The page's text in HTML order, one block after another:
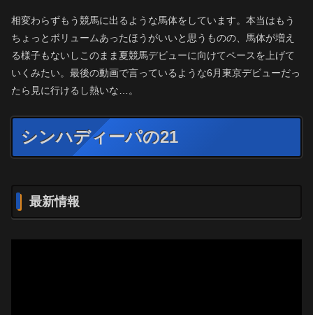
相変わらずもう競馬に出るような馬体をしています。本当はもう
ちょっとボリュームあったほうがいいと思うものの、馬体が増え
る様子もないしこのまま夏競馬デビューに向けてペースを上げて
いくみたい。最後の動画で言っているような6月東京デビューだっ
たら見に行けるし熱いな…。
シンハディーパの21
最新情報